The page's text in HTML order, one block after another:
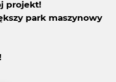
projekt!
park maszynowy